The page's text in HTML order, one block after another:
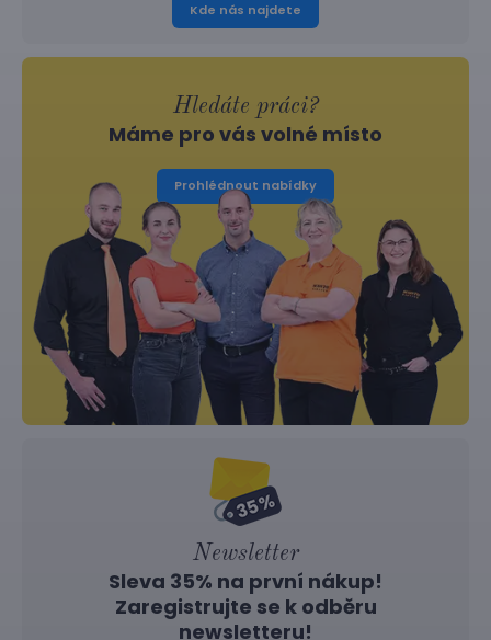
Kde nás najdete
Hledáte práci?
Máme pro vás volné místo
Prohlédnout nabídky
Newsletter
Sleva 35% na první nákup!
Zaregistrujte se k odběru
newsletteru!